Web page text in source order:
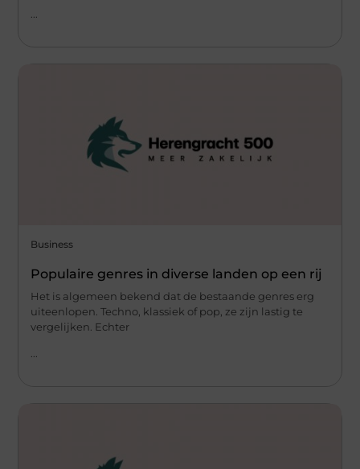
Business
Populaire genres in diverse landen op een rij
Het is algemeen bekend dat de bestaande genres erg
uiteenlopen. Techno, klassiek of pop, ze zijn lastig te
vergelijken. Echter